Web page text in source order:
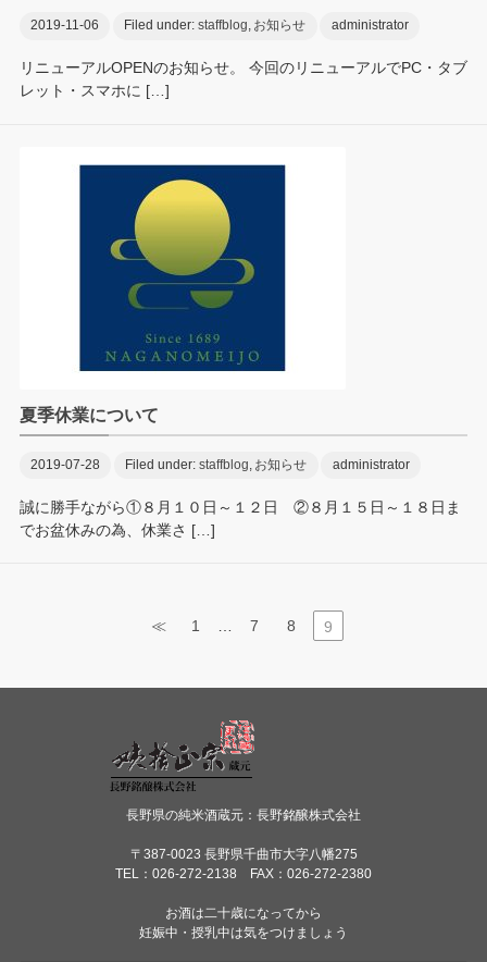
2019-11-06 Filed under: staffblog, お知らせ administrator
リニューアルOPENのお知らせ。 今回のリニューアルでPC・タブ
レット・スマホに […]
夏季休業について
2019-07-28 Filed under: staffblog, お知らせ administrator
誠に勝手ながら①８月１０日～１２日 ②８月１５日～１８日ま
でお盆休みの為、休業さ […]
≪ 1 7 8 9
長野県の純米酒蔵元：長野銘醸株式会社
〒387-0023 長野県千曲市大字八幡275
TEL：026-272-2138 FAX：026-272-2380
お酒は二十歳になってから
妊娠中・授乳中は気をつけましょう